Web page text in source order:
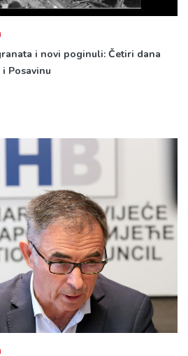
i novi poginuli: Četiri dana
Posavinu